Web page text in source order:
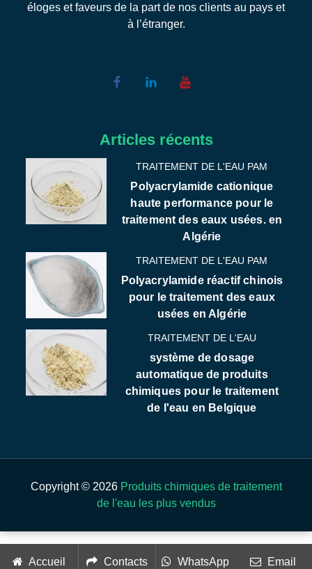
éloges et faveurs de la part de nos clients au pays et
à l’étranger.
Articles récents
TRAITEMENT DE L'EAU PAM
Polyacrylamide cationique
haute performance pour le
traitement des eaux usées. en
Algérie
TRAITEMENT DE L'EAU PAM
Polyacrylamide réactif chinois
pour le traitement des eaux
usées en Algérie
TRAITEMENT DE L'EAU
système de dosage
automatique de produits
chimiques pour le traitement
de l'eau en Belgique
Copyright © 2026 Produits chimiques de traitement
de l'eau les plus vendus
Accueil Contacts WhatsApp Email